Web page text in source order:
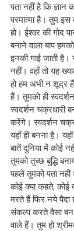
पता नहीं है कि ज्ञान
परमात्मा है। तुम इस
हो। ईश्वर की गोद
बनाने वाला बाप
इनकी गाई जाती है।
नहीं। वहाँ तो यह
हो हम अभी न शूद्र
हैं। तुमको ही
स्वदर्शन चक्रधारी
करेंगे। स्वदर्शन
यहाँ ही बनना है।
बातें दुनिया में कोई
तुमको तुच्छ बुद्धि
पहले तुमको पता
कोई क्या कहते,
मरते हैं फिर नये
संकल्प करते वैसा
वाले हैं। तुम हो